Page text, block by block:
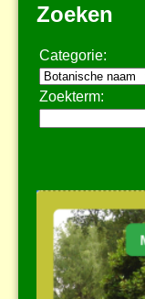
Zoeken
Categorie:
Zoekterm: